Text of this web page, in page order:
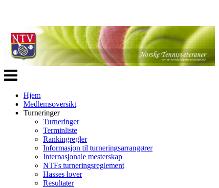
Veksle
navigasjon
Hjem
Medlemsoversikt
Turneringer
Turneringer
Terminliste
Rankingregler
Informasjon til turneringsarrangører
Internasjonale mesterskap
NTFs turneringsreglement
Hasses lover
Resultater